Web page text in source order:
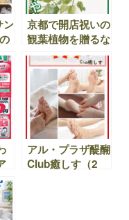
ーロッパのハード
系商品などを提供
しております。
ン
京都で開店祝いの
観葉植物を贈るな
ら｜アル・プラザ
醍醐 フラワーシ
ョップKAZ
アル・プラザ醍醐
Club癒しす（2